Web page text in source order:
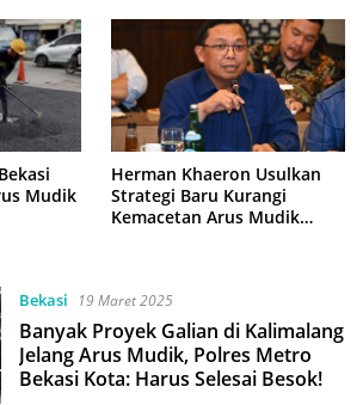
Mudik
Herman Khaeron Usulkan
Strategi Baru Kurangi
Kemacetan Arus Mudik
Bekasi 19 Maret 2025
Banyak Proyek Galian di Kalimalang
Jelang Arus Mudik, Polres Metro
Bekasi Kota: Harus Selesai Besok!